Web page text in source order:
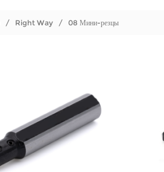
/ Right Way / 08 Мини-резцы